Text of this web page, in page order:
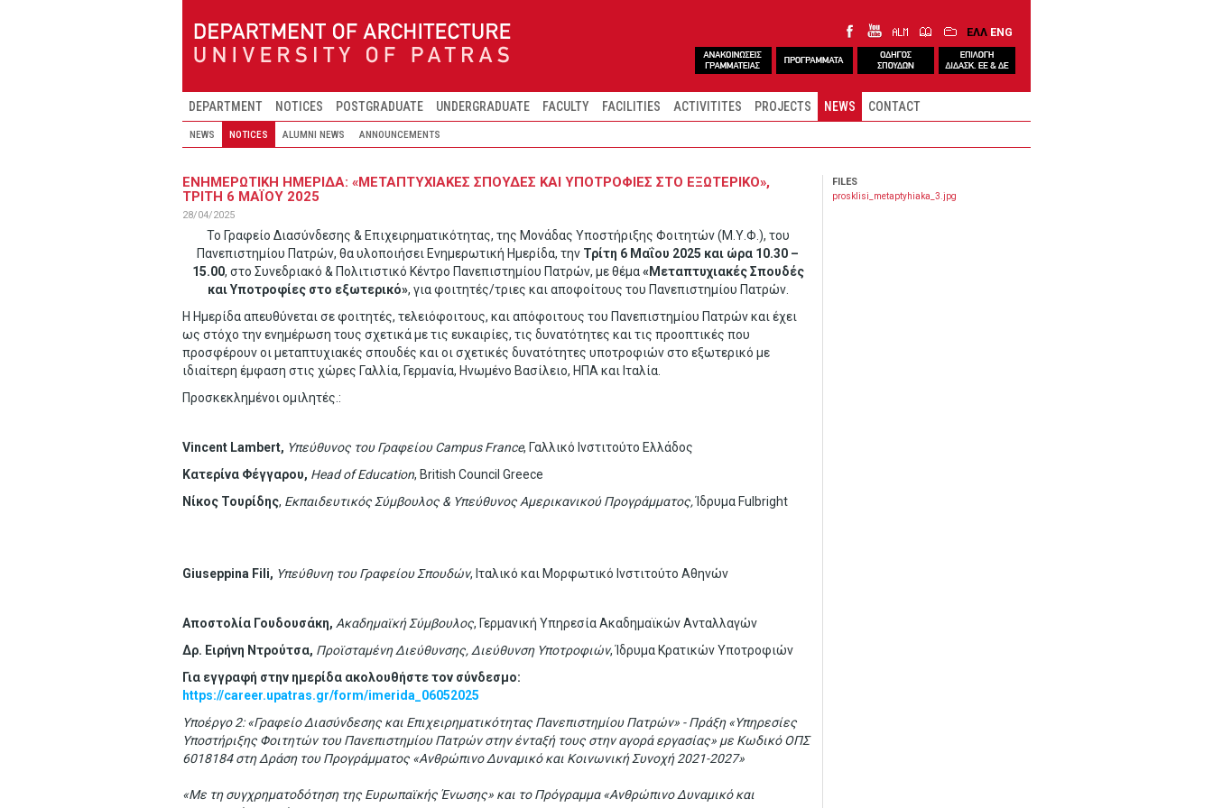
ΕΛΛ ENG
DEPARTMENT NOTICES POSTGRADUATE UNDERGRADUATE FACULTY FACILITIES ACTIVITITES PROJECTS NEWS CONTACT
NEWS NOTICES ALUMNI NEWS ANNOUNCEMENTS
ΕΝΗΜΕΡΩΤΙΚΗ ΗΜΕΡΙΔΑ: «ΜΕΤΑΠΤΥΧΙΑΚΕΣ ΣΠΟΥΔΕΣ ΚΑΙ ΥΠΟΤΡΟΦΙΕΣ ΣΤΟ ΕΞΩΤΕΡΙΚΟ»,
ΤΡΙΤΗ 6 ΜΑΪΟΥ 2025
28/04/2025
Το Γραφείο Διασύνδεσης & Επιχειρηματικότητας, της Μονάδας Υποστήριξης Φοιτητών (Μ.Υ.Φ.), του
Πανεπιστημίου Πατρών, θα υλοποιήσει Ενημερωτική Ημερίδα, την Τρίτη 6 Μαΐου 2025 και ώρα 10.30 –
15.00, στο Συνεδριακό & Πολιτιστικό Κέντρο Πανεπιστημίου Πατρών, με θέμα«Μεταπτυχιακές Σπουδές
και Υποτροφίες στο εξωτερικό», για φοιτητές/τριες και αποφοίτους του Πανεπιστημίου Πατρών.
Η Ημερίδα απευθύνεται σε φοιτητές, τελειόφοιτους, και απόφοιτους του Πανεπιστημίου Πατρών και έχει
ως στόχο την ενημέρωση τους σχετικά με τις ευκαιρίες, τις δυνατότητες και τις προοπτικές που
προσφέρουν οι μεταπτυχιακές σπουδές και οι σχετικές δυνατότητες υποτροφιών στο εξωτερικό με
ιδιαίτερη έμφαση στις χώρες Γαλλία, Γερμανία, Ηνωμένο Βασίλειο, ΗΠΑ και Ιταλία.
Προσκεκλημένοι ομιλητές.:
Vincent Lambert, Yπεύθυνος του ΓραφείουCampus France, Γαλλικό Ινστιτούτο Ελλάδος
Κατερίνα Φέγγαρου, Head of Education, British Council Greece
Νίκος Τουρίδης, Εκπαιδευτικός Σύμβουλος & Υπεύθυνος Αμερικανικού Προγράμματος,Ίδρυμα Fulbright
Giuseppina Fili, Υπεύθυνη του Γραφείου Σπουδών, Ιταλικό και Μορφωτικό Ινστιτούτο Αθηνών
Αποστολία Γουδουσάκη, Ακαδημαϊκή Σύμβουλος, Γερμανική Υπηρεσία Ακαδημαϊκών Ανταλλαγών
Δρ. Ειρήνη Ντρούτσα, Προϊσταμένη Διεύθυνσης, Διεύθυνση Υποτροφιών, Ίδρυμα Κρατικών Υποτροφιών
Για εγγραφή στην ημερίδα ακολουθήστε τον σύνδεσμο:
https://career.upatras.gr/form/imerida_06052025
Υποέργο 2: «Γραφείο Διασύνδεσης και Επιχειρηματικότητας Πανεπιστημίου Πατρών» - Πράξη «Υπηρεσίες
Υποστήριξης Φοιτητών του Πανεπιστημίου Πατρών στην ένταξή τους στην αγορά εργασίας» με Κωδικό ΟΠΣ
6018184 στη Δράση του Προγράμματος «Ανθρώπινο Δυναμικό και Κοινωνική Συνοχή 2021-2027»
«Με τη συγχρηματοδότηση της Ευρωπαϊκής Ένωσης» και το Πρόγραμμα «Ανθρώπινο Δυναμικό και
FILES
prosklisi_metaptyhiaka_3.jpg